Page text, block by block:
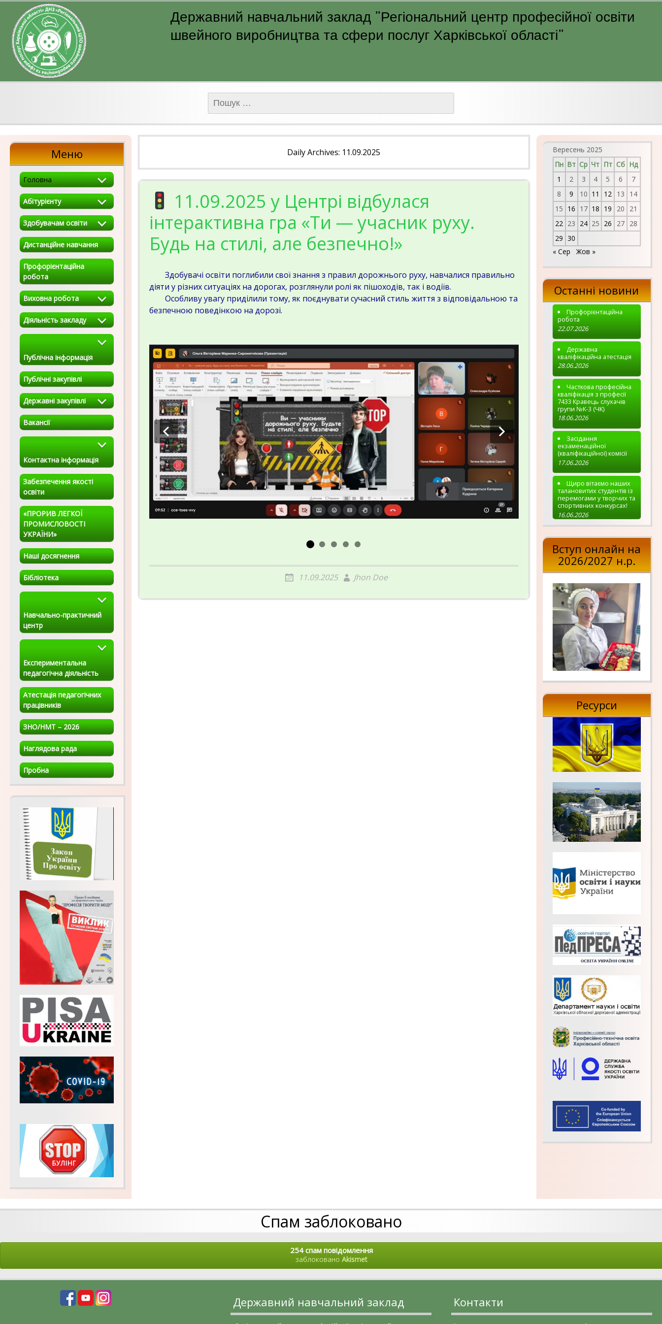
Державний навчальний заклад "Регіональний центр професійної освіти
швейного виробництва та сфери послуг Харківської області"
Daily Archives: 11.09.2025
11.09.2025 у Центрі відбулася
інтерактивна гра «Ти — учасник руху.
Будь на стилі, але безпечно!»
Здобувачі освіти поглибили свої знання з правил дорожнього руху, навчалися правильно
діяти у різних ситуаціях на дорогах, розглянули ролі як пішоходів, так і водіїв.
Особливу увагу приділили тому, як поєднувати сучасний стиль життя з відповідальною та
безпечною поведінкою на дорозі.
11.09.2025 Jhon Doe
Меню
Головна
Абітурієнту
Здобувачам освіти
Дистанційне навчання
Профорієнтаційна
робота
Виховна робота
Діяльність закладу
Публічна інформація
Публічні закупівлі
Державні закупівлі
Вакансії
Контактна інформація
Забезпечення якості
освіти
«ПРОРИВ ЛЕГКОЇ
ПРОМИСЛОВОСТІ
УКРАЇНИ»
Наші досягнення
Бібліотека
Навчально-практичний
центр
Експериментальна
педагогічна діяльність
Атестація педагогічних
працівників
ЗНО/НМТ – 2026
Наглядова рада
Пробна
Вересень 2025
Пн Вт Ср Чт Пт Сб Нд
1
2 3 4 5 6
7
8
9 10 11 12 13
14
15 16 17 18 19 20
21
22 23 24 25 26 27 28
29 30
« Сер
Жов »
Останні новини
Профорієнтаційна
робота
22.07.2026
Державна
кваліфікаційна атестація
28.06.2026
Часткова професійна
кваліфікація з професії
7433 Кравець слухачів
групи №К-3 (ЧК)
18.06.2026
Засідання
екзаменаційної
(кваліфікаційної) комісії
17.06.2026
Щиро вітаємо наших
талановитих студентів із
перемогами у творчих та
спортивних конкурсах!
16.06.2026
Вступ онлайн на
2026/2027 н.р.
Ресурси
Спам заблоковано
254 спам повідомлення
заблоковано Akismet
Державний навчальний заклад Контакти